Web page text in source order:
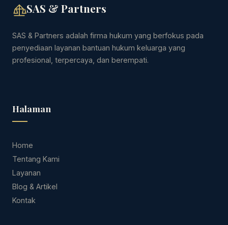
SAS & Partners
SAS & Partners adalah firma hukum yang berfokus pada
penyediaan layanan bantuan hukum keluarga yang
profesional, terpercaya, dan berempati.
Halaman
Home
Tentang Kami
Layanan
Blog & Artikel
Kontak